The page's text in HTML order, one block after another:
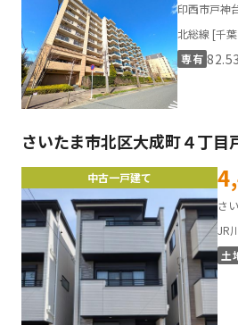
印西市戸神
北総線 [千
専有
さいたま市北区大成町４丁目
中古一戸建て
さ
JR
土